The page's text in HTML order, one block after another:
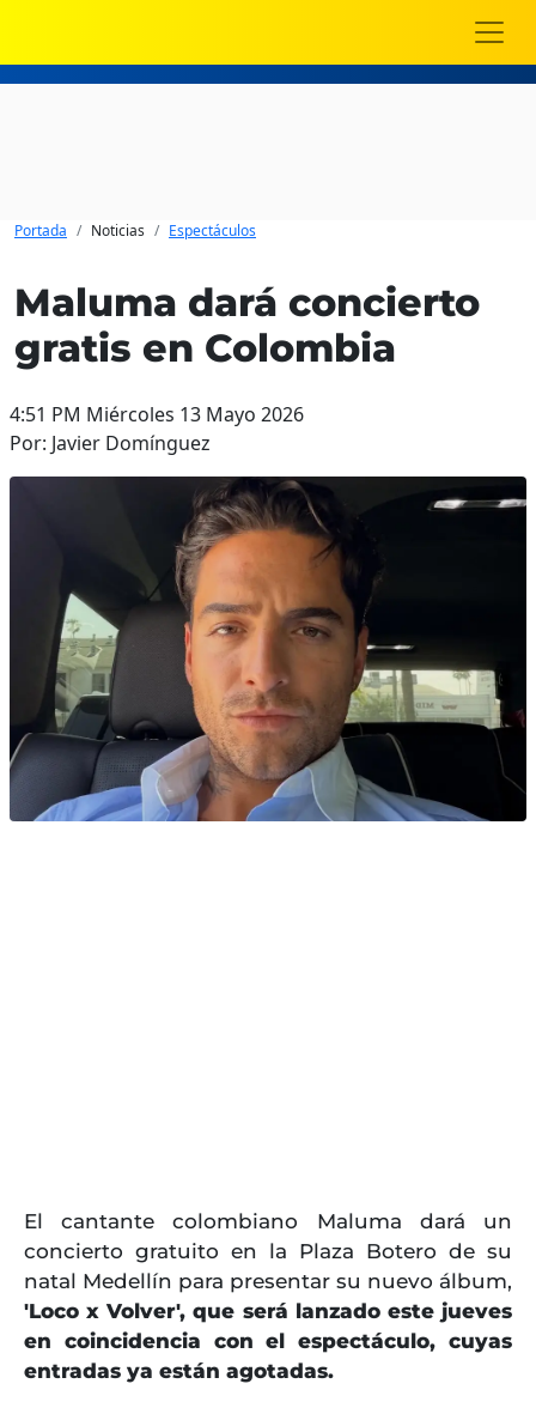
Portada Noticias Espectáculos
Maluma dará concierto
gratis en Colombia
4:51 PM Miércoles 13 Mayo 2026
Por: Javier Domínguez
El cantante colombiano Maluma dará un
concierto gratuito en la Plaza Botero de su
natal Medellín para presentar su nuevo álbum,
'Loco x Volver', que será lanzado este jueves
en coincidencia con el espectáculo, cuyas
entradas ya están agotadas.